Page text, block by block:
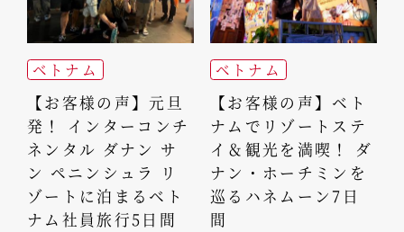
ベトナム
【お客様の声】元旦
発！ インターコンチ
ネンタル ダナン サ
ン ペニンシュラ リ
ゾートに泊まるベト
ナム社員旅行5日間
ベトナム
【お客様の声】ベト
ナムでリゾートステ
イ＆観光を満喫！ ダ
ナン・ホーチミンを
巡るハネムーン7日
間